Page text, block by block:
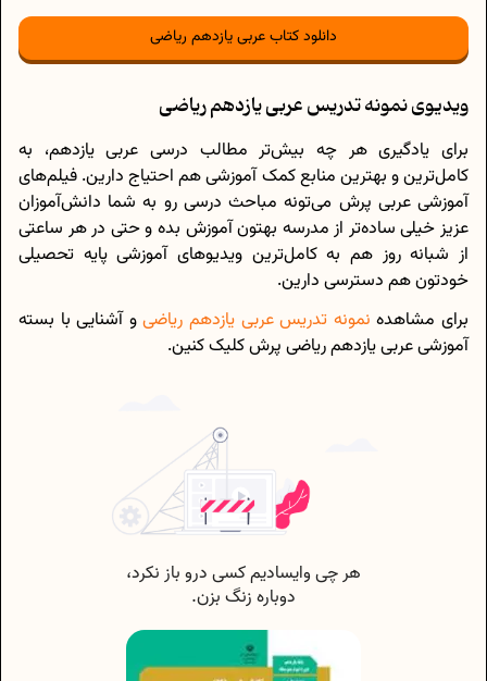
دانلود کتاب عربی یازدهم ریاضی
ویدیوی نمونه تدریس عربی یازدهم ریاضی
برای یادگیری هر چه بیش‌تر مطالب درسی عربی یازدهم، به
کامل‌ترین و بهترین منابع کمک آموزشی هم احتیاج دارین. فیلم‌های
آموزشی عربی پرش می‌تونه مباحث درسی رو به شما دانش‌آموزان
عزیز خیلی ساده‌تر از مدرسه بهتون آموزش بده و حتی در هر ساعتی
از شبانه روز هم به کامل‌ترین ویدیوهای آموزشی پایه تحصیلی
خودتون هم دسترسی دارین.
برای مشاهده نمونه تدریس‌ عربی یازدهم ریاضیو آشنایی با بسته
آموزشی عربی یازدهم ریاضی پرش کلیک کنین.